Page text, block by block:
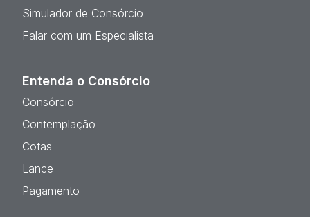
Simulador de Consórcio
Falar com um Especialista
Entenda o Consórcio
Consórcio
Contemplação
Cotas
Lance
Pagamento